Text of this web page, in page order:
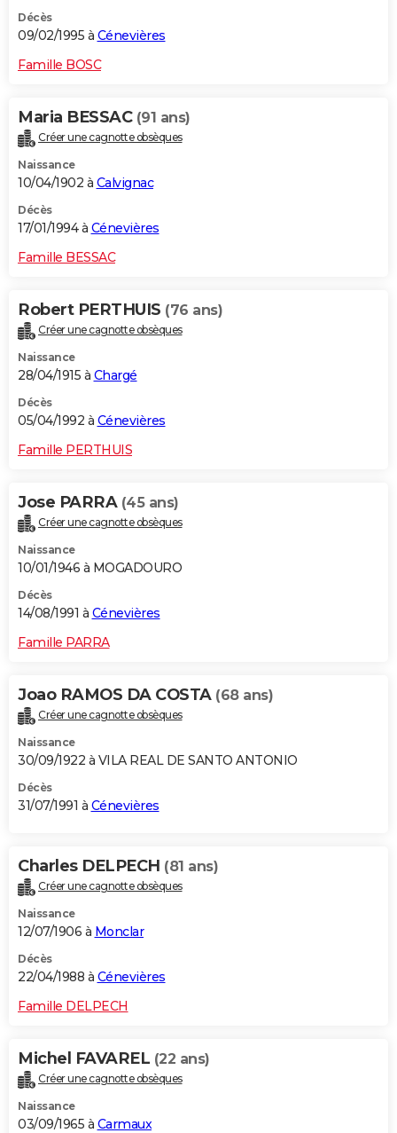
Décès
09/02/1995 à Cénevières
Famille BOSC
Maria BESSAC (91 ans)
Créer une cagnotte obsèques
Naissance
10/04/1902 à Calvignac
Décès
17/01/1994 à Cénevières
Famille BESSAC
Robert PERTHUIS (76 ans)
Créer une cagnotte obsèques
Naissance
28/04/1915 à Chargé
Décès
05/04/1992 à Cénevières
Famille PERTHUIS
Jose PARRA (45 ans)
Créer une cagnotte obsèques
Naissance
10/01/1946 à MOGADOURO
Décès
14/08/1991 à Cénevières
Famille PARRA
Joao RAMOS DA COSTA (68 ans)
Créer une cagnotte obsèques
Naissance
30/09/1922 à VILA REAL DE SANTO ANTONIO
Décès
31/07/1991 à Cénevières
Charles DELPECH (81 ans)
Créer une cagnotte obsèques
Naissance
12/07/1906 à Monclar
Décès
22/04/1988 à Cénevières
Famille DELPECH
Michel FAVAREL (22 ans)
Créer une cagnotte obsèques
Naissance
03/09/1965 à Carmaux